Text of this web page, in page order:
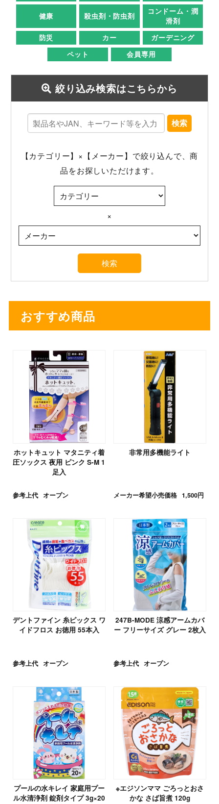
健康 殺虫剤・防虫剤
コンドーム・潤
滑剤
防災
カー
ガーデニング
ペット
会員専用
絞り込み検索はこちらから
検索
【カテゴリー】×【メーカー】で絞り込んで、商
品をお探しいただけます。
×
おすすめ商品
ホットキュット マタニティ着
圧ソックス 夜用 ピンク S-M 1
足入
参考上代 オープン
非常用多機能ライト
メーカー希望小売価格 1,500円
デントファイン 糸ピックス ワ
イドフロス お徳用 55本入
参考上代 オープン
247B-MODE 涼感アームカバ
ー フリーサイズ グレー 2枚入
参考上代 オープン
プールの水キレイ 家庭用プー
ル水清浄剤 錠剤タイプ 3g×20
※エジソンママ ごろっとおさ
かな さば旨煮 120g